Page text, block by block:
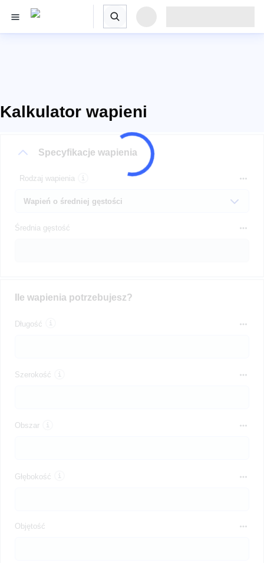
Kalkulator wapieni
Specyfikacje wapienia
Rodzaj wapienia
Średnia gęstość
Ile wapienia potrzebujesz?
Długość
Szerokość
Obszar
Głębokość
Objętość